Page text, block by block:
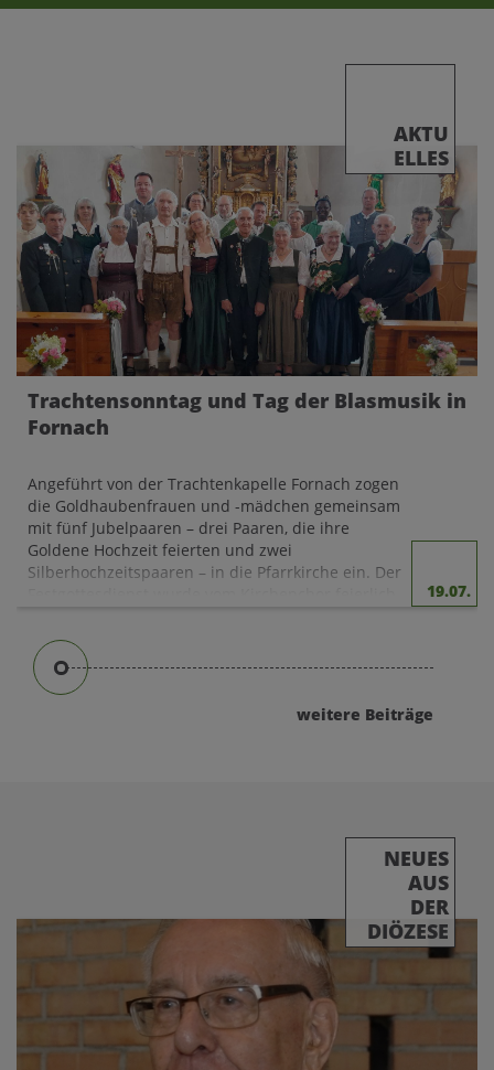
AKTU
ELLES
Trachtensonntag und Tag der Blasmusik in
Fornach
Angeführt von der Trachtenkapelle Fornach zogen
die Goldhaubenfrauen und -mädchen gemeinsam
mit fünf Jubelpaaren – drei Paaren, die ihre
Goldene Hochzeit feierten und zwei
Silberhochzeitspaaren – in die Pfarrkirche ein. Der
Nach dem Gottesdienst verteilten die
Goldhaubenkinder die geweihten
Kräutersträußchen an die Kirchenbesucher und es
konnten beim Standlmarkt schön verzierte
Lebkuchenherzen erworben werden.
19.07.
weitere Beiträge
NEUES
AUS
DER
DIÖZESE